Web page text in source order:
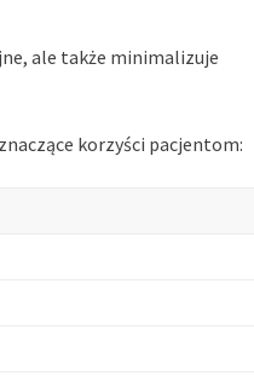
ale także minimalizuje
korzyści pacjentom: